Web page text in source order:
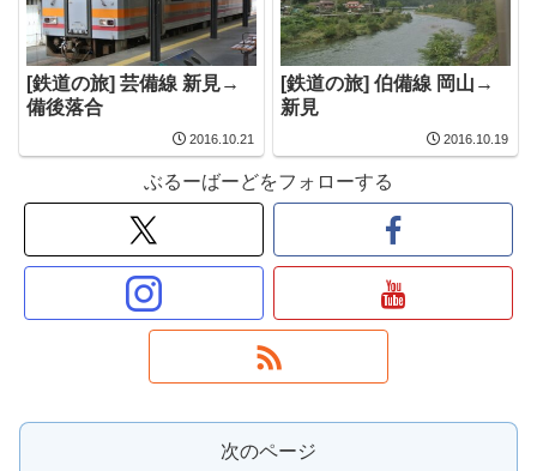
[鉄道の旅] 芸備線 新見→
備後落合
2016.10.21
[鉄道の旅] 伯備線 岡山→
新見
2016.10.19
ぶるーばーどをフォローする
次のページ